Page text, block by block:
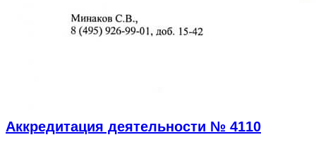
Аккредитация деятельности № 4110